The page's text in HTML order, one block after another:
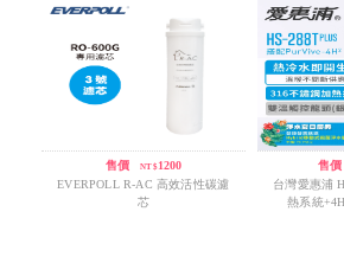
售價/NT$1200
EVERPOLL R-AC 高效活性碳濾
芯
售價
台灣愛惠浦
熱系統